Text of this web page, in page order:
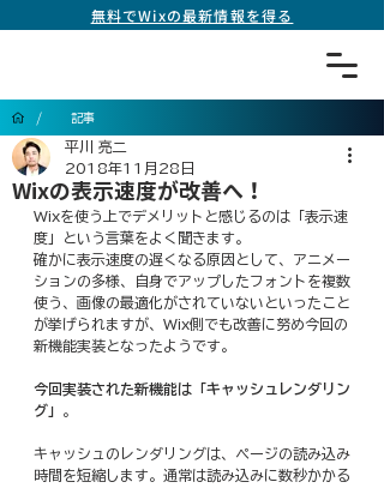
無料でWixの最新情報を得る
/ 記事
Wixの表示速度が改善へ！
平川 亮二
2018年11月28日
Wixを使う上でデメリットと感じるのは「表示速
度」という言葉をよく聞きます。
確かに表示速度の遅くなる原因として、アニメー
ションの多様、自身でアップしたフォントを複数
使う、画像の最適化がされていないといったこと
が挙げられますが、Wix側でも改善に努め今回の
新機能実装となったようです。
今回実装された新機能は「キャッシュレンダリン
グ」 。
キャッシュのレンダリングは、ページの読み込み
時間を短縮します。通常は読み込みに数秒かかる